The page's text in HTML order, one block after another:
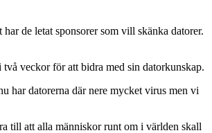
de letat sponsorer som vill skänka datorer.
veckor för att bidra med sin datorkunskap.
har datorerna där nere mycket virus men vi
till att alla människor runt om i världen skall